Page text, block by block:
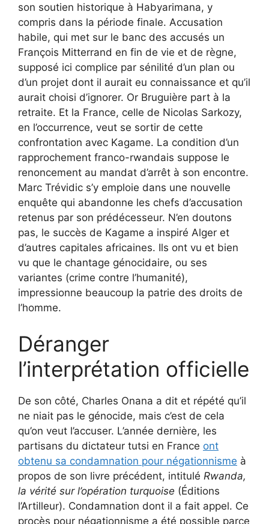
son soutien historique à Habyarimana, y
compris dans la période finale. Accusation
habile, qui met sur le banc des accusés un
François Mitterrand en fin de vie et de règne,
supposé ici complice par sénilité d’un plan ou
d’un projet dont il aurait eu connaissance et qu’il
aurait choisi d’ignorer. Or Bruguière part à la
retraite. Et la France, celle de Nicolas Sarkozy,
en l’occurrence, veut se sortir de cette
confrontation avec Kagame. La condition d’un
rapprochement franco-rwandais suppose le
renoncement au mandat d’arrêt à son encontre.
Marc Trévidic s’y emploie dans une nouvelle
enquête qui abandonne les chefs d’accusation
retenus par son prédécesseur. N’en doutons
pas, le succès de Kagame a inspiré Alger et
d’autres capitales africaines. Ils ont vu et bien
vu que le chantage génocidaire, ou ses
variantes (crime contre l’humanité),
impressionne beaucoup la patrie des droits de
l’homme.
Déranger
l’interprétation officielle
De son côté, Charles Onana a dit et répété qu’il
ne niait pas le génocide, mais c’est de cela
qu’on veut l’accuser. L’année dernière, les
partisans du dictateur tutsi en France ont
obtenu sa condamnation pour négationnisme à
propos de son livre précédent, intitulé Rwanda,
la vérité sur l’opération turquoise (Éditions
l’Artilleur). Condamnation dont il a fait appel. Ce
procès pour négationnisme a été possible parce